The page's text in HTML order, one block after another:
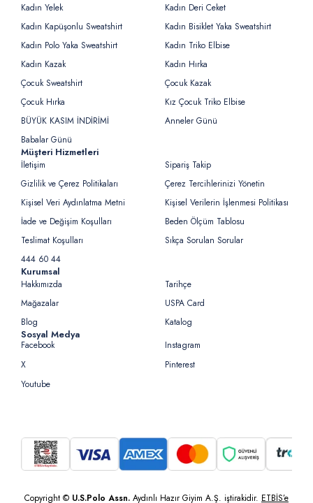
Kadın Yelek
Kadın Deri Ceket
Kadın Kapüşonlu Sweatshirt
Kadın Bisiklet Yaka Sweatshirt
Kadın Polo Yaka Sweatshirt
Kadın Triko Elbise
Kadın Kazak
Kadın Hırka
Çocuk Sweatshirt
Çocuk Kazak
Çocuk Hırka
Kız Çocuk Triko Elbise
BÜYÜK KASIM İNDİRİMİ
Anneler Günü
Babalar Günü
Müşteri Hizmetleri
İletişim
Sipariş Takip
Gizlilik ve Çerez Politikaları
Çerez Tercihlerinizi Yönetin
Kişisel Veri Aydınlatma Metni
Kişisel Verilerin İşlenmesi Politikası
İade ve Değişim Koşulları
Beden Ölçüm Tablosu
Teslimat Koşulları
Sıkça Sorulan Sorular
444 60 44
Kurumsal
Hakkımızda
Tarihçe
Mağazalar
USPA Card
Blog
Katalog
Sosyal Medya
Facebook
Instagram
X
Pinterest
Youtube
Copyright © U.S.Polo Assn. Aydınlı Hazır Giyim A.Ş. iştirakidir. ETBİS’e